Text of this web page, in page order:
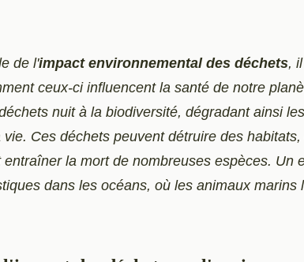
de l'impact environnemental des déchets,
ceux-ci influencent la santé de notre
nuit à la biodiversité, dégradant ainsi
vie. Ces déchets peuvent détruire des
entraîner la mort de nombreuses espèces. Un
dans les océans, où les animaux marins